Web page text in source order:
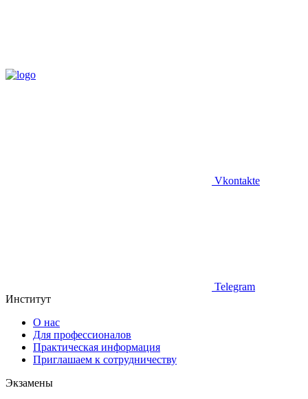
Vkontakte
Telegram
Институт
О нас
Для профессионалов
Практическая информация
Приглашаем к сотрудничеству
Экзамены